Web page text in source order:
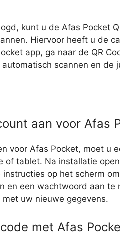
kunt u de Afas Pocket
Hiervoor heeft u de
app, ga naar de QR
scannen en de
aan voor Afas
voor Afas Pocket, moet u
of tablet. Na installatie
instructies op het scherm
en een wachtwoord aan te
uw nieuwe gegevens.
met Afas